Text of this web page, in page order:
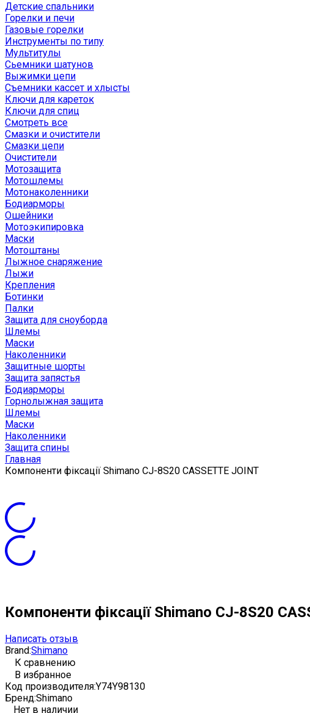
Детские спальники
Горелки и печи
Газовые горелки
Инструменты по типу
Мультитулы
Сьемники шатунов
Выжимки цепи
Съемники кассет и хлысты
Ключи для кареток
Ключи для спиц
Смотреть все
Смазки и очистители
Смазки цепи
Очистители
Мотозащита
Мотошлемы
Мотонаколенники
Бодиарморы
Ошейники
Мотоэкипировка
Маски
Мотоштаны
Лыжное снаряжение
Лыжи
Крепления
Ботинки
Палки
Защита для сноуборда
Шлемы
Маски
Наколенники
Защитные шорты
Защита запястья
Бодиарморы
Горнолыжная защита
Шлемы
Маски
Наколенники
Защита спины
Главная
Компоненти фіксації Shimano CJ-8S20 CASSETTE JOINT
Компоненти фіксації Shimano CJ-8S20
Написать отзыв
Brand:Shimano
К сравнению
В избранное
Код производителя:Y74Y98130
Бренд:Shimano
Нет в наличии